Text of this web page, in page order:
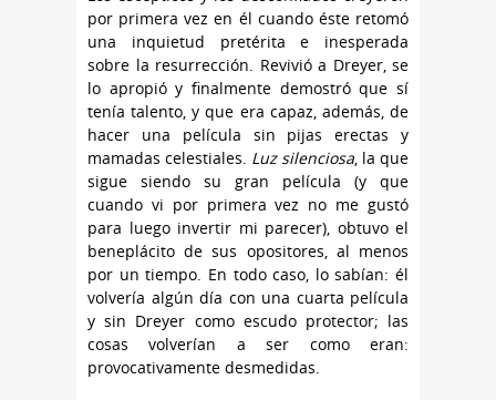
por primera vez en él cuando éste retomó
una inquietud pretérita e inesperada
sobre la resurrección. Revivió a Dreyer, se
lo apropió y finalmente demostró que sí
tenía talento, y que era capaz, además, de
hacer una película sin pijas erectas y
mamadas celestiales. Luz silenciosa, la que
sigue siendo su gran película (y que
cuando vi por primera vez no me gustó
para luego invertir mi parecer), obtuvo el
beneplácito de sus opositores, al menos
por un tiempo. En todo caso, lo sabían: él
volvería algún día con una cuarta película
y sin Dreyer como escudo protector; las
cosas volverían a ser como eran:
provocativamente desmedidas.